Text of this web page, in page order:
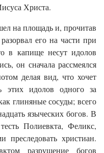
Христа.
на площадь и, прочитав
его на части при
в капище несут идолов
он сначала рассмеялся
делая вид, что хочет
этих идолов одного за
глиняные сосуды; всего
языческих богов. В
Полиевкта, Феликс,
преследовать христиан.
разрушение богов